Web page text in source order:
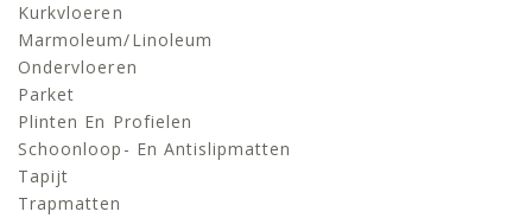
Kurkvloeren
Marmoleum/linoleum
Ondervloeren
Parket
Plinten En Profielen
Schoonloop- En Antislipmatten
Tapijt
Trapmatten